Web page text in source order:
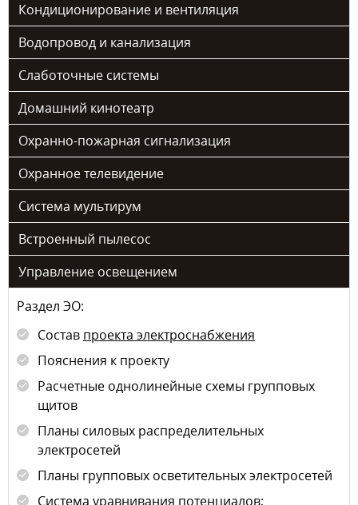
Кондиционирование и вентиляция
Водопровод и канализация
Слаботочные системы
Домашний кинотеатр
Охранно-пожарная сигнализация
Охранное телевидение
Система мультирум
Встроенный пылесос
Управление освещением
Раздел ЭО:
Состав проекта электроснабжения
Пояснения к проекту
Расчетные однолинейные схемы групповых
щитов
Планы силовых распределительных
электросетей
Планы групповых осветительных электросетей
Система уравнивания потенциалов;